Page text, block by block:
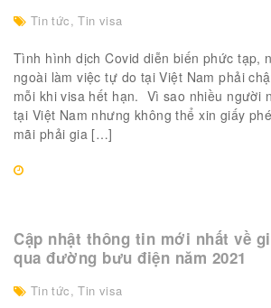
Tin tức,Tin visa
Tình hình dịch Covid diễn biến phức tạp,
ngoài làm việc tự do tại Việt Nam phải
mỗi khi visa hết hạn. Vì sao nhiều người
tại Việt Nam nhưng không thể xin giấy
mãi phải gia […]
Cập nhật thông tin mới nhất về
qua đường bưu điện năm 2021
Tin tức,Tin visa